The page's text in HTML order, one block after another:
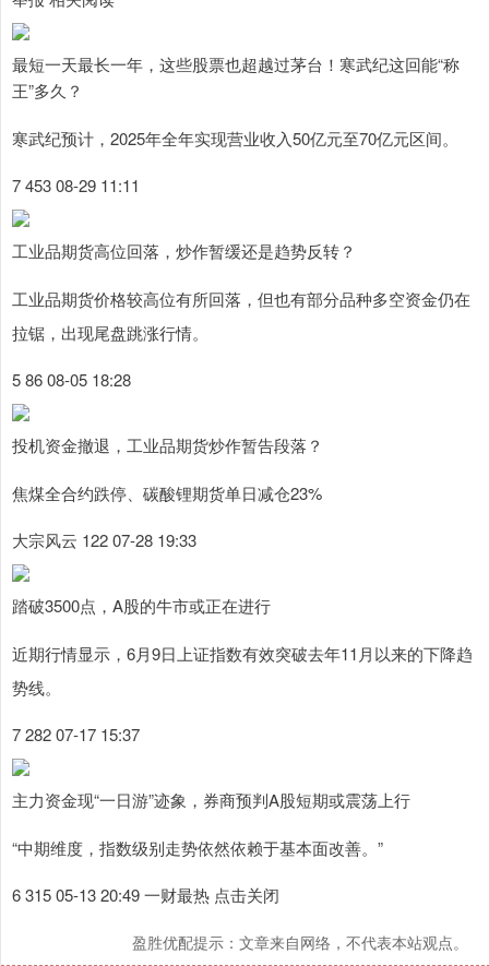
最短一天最长一年，这些股票也超越过茅台！寒武纪这回能“称
王”多久？
寒武纪预计，2025年全年实现营业收入50亿元至70亿元区间。
7 453 08-29 11:11
工业品期货高位回落，炒作暂缓还是趋势反转？
工业品期货价格较高位有所回落，但也有部分品种多空资金仍在
拉锯，出现尾盘跳涨行情。
5 86 08-05 18:28
投机资金撤退，工业品期货炒作暂告段落？
焦煤全合约跌停、碳酸锂期货单日减仓23%
大宗风云 122 07-28 19:33
踏破3500点，A股的牛市或正在进行
近期行情显示，6月9日上证指数有效突破去年11月以来的下降趋
势线。
7 282 07-17 15:37
主力资金现“一日游”迹象，券商预判A股短期或震荡上行
“中期维度，指数级别走势依然依赖于基本面改善。”
6 315 05-13 20:49 一财最热 点击关闭
盈胜优配提示：文章来自网络，不代表本站观点。